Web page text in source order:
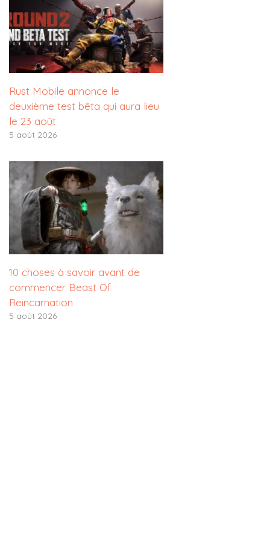
Rust Mobile annonce le
deuxième test bêta qui aura lieu
le 23 août
5 août 2026
10 choses à savoir avant de
commencer Beast Of
Reincarnation
5 août 2026